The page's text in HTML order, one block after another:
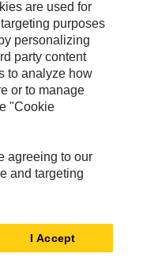
are used for
purposes
personalizing
party content
to analyze how
or to manage
"Cookie
agreeing to our
and targeting
I Accept